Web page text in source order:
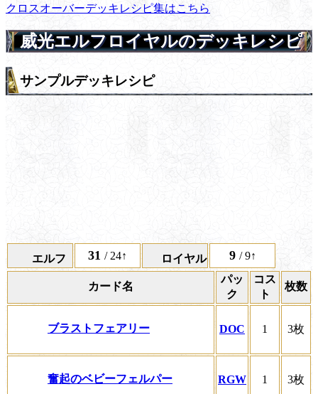
クロスオーバーデッキレシピ集はこちら
威光エルフロイヤルのデッキレシピ
サンプルデッキレシピ
エルフ 31 / 24↑ ロイヤル 9 / 9↑
カード名
パッ
ク
コス
ト
枚数
ブラストフェアリー DOC 1 3枚
奮起のベビーフェルパー RGW 1 3枚